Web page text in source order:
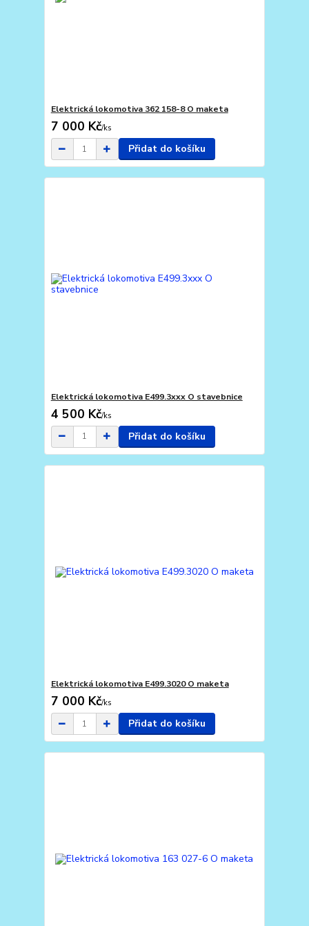
Elektrická lokomotiva 362 158-8 O maketa
7 000 Kč/ks
Přidat do košíku
Elektrická lokomotiva E499.3xxx O stavebnice
4 500 Kč/ks
Přidat do košíku
Elektrická lokomotiva E499.3020 O maketa
7 000 Kč/ks
Přidat do košíku